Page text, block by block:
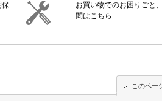
保
お買い物でのお困りごと
問はこちら
このペー
このペー